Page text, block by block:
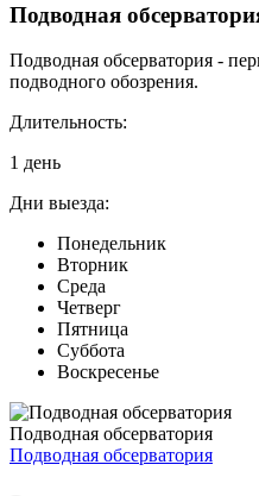
Подводная
Подводная обсерватория -
подводного обозрения.
Длительность:
1 день
Дни выезда:
Понедельник
Вторник
Среда
Четверг
Пятница
Суббота
Воскресенье
Подводная обсерватория
Подводная обсерватория